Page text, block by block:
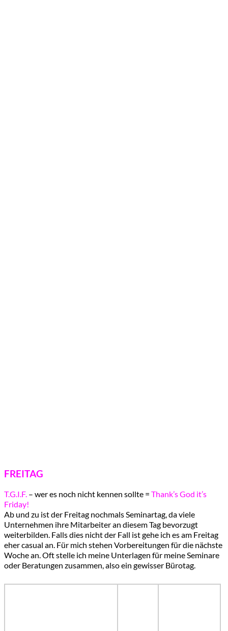
FREITAG
T.G.I.F. – wer es noch nicht kennen sollte = Thank’s God it’s
Friday!
Ab und zu ist der Freitag nochmals Seminartag, da viele
Unternehmen ihre Mitarbeiter an diesem Tag bevorzugt
weiterbilden. Falls dies nicht der Fall ist gehe ich es am Freitag
eher casual an. Für mich stehen Vorbereitungen für die nächste
Woche an. Oft stelle ich meine Unterlagen für meine Seminare
oder Beratungen zusammen, also ein gewisser Bürotag.